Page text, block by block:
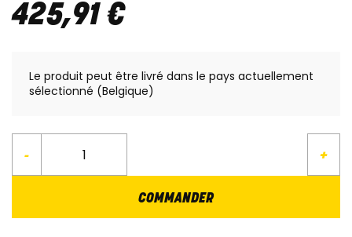
425,91 €
Le produit peut être livré dans le pays actuellement
sélectionné (Belgique)
- +
COMMANDER